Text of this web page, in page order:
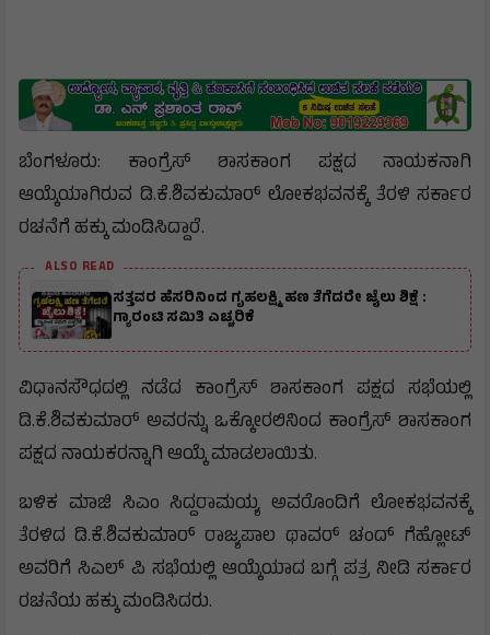
ಬೆಂಗಳೂರು: ಕಾಂಗ್ರೆಸ್ ಶಾಸಕಾಂಗ ಪಕ್ಷದ ನಾಯಕನಾಗಿ
ಆಯ್ಕೆಯಾಗಿರುವ ಡಿ.ಕೆ.ಶಿವಕುಮಾರ್ ಲೋಕಭವನಕ್ಕೆ ತೆರಳಿ ಸರ್ಕಾರ
ರಚನೆಗೆ ಹಕ್ಕು ಮಂಡಿಸಿದ್ದಾರೆ.
ALSO READ
ಸತ್ತವರ ಹೆಸರಿನಿಂದ ಗೃಹಲಕ್ಷ್ಮಿ ಹಣ ತೆಗೆದರೇ ಜೈಲು ಶಿಕ್ಷೆ :
ಗ್ಯಾರಂಟಿ ಸಮಿತಿ ಎಚ್ಚರಿಕೆ
ವಿಧಾನಸೌಧದಲ್ಲಿ ನಡೆದ ಕಾಂಗ್ರೆಸ್ ಶಾಸಕಾಂಗ ಪಕ್ಷದ ಸಭೆಯಲ್ಲಿ
ಡಿ.ಕೆ.ಶಿವಕುಮಾರ್ ಅವರನ್ನು ಒಕ್ಕೋರಲಿನಿಂದ ಕಾಂಗ್ರೆಸ್ ಶಾಸಕಾಂಗ
ಪಕ್ಷದ ನಾಯಕರನ್ನಾಗಿ ಆಯ್ಕೆ ಮಾಡಲಾಯಿತು.
ಬಳಿಕ ಮಾಜಿ ಸಿಎಂ ಸಿದ್ದರಾಮಯ್ಯ ಅವರೊಂದಿಗೆ ಲೋಕಭವನಕ್ಕೆ
ತೆರಳಿದ ಡಿ.ಕೆ.ಶಿವಕುಮಾರ್ ರಾಜ್ಯಪಾಲ ಥಾವರ್ ಚಂದ್ ಗೆಹ್ಲೋಟ್
ಅವರಿಗೆ ಸಿಎಲ್ ಪಿ ಸಭೆಯಲ್ಲಿ ಆಯ್ಕೆಯಾದ ಬಗ್ಗೆ ಪತ್ರ ನೀಡಿ ಸರ್ಕಾರ
ರಚನೆಯ ಹಕ್ಕು ಮಂಡಿಸಿದರು.